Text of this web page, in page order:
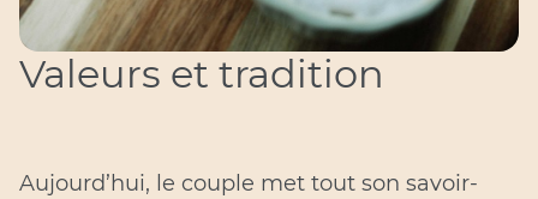
Valeurs et tradition
Aujourd’hui, le couple met tout son savoir-